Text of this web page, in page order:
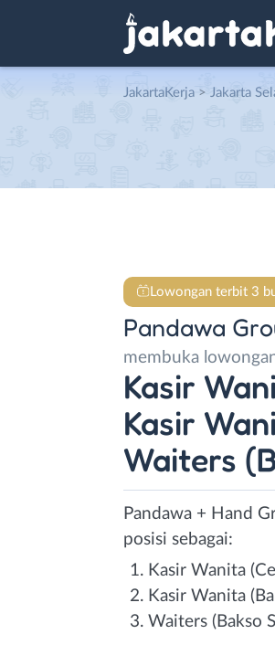
JakartaKerja > Jakarta
Lowongan terbit 3
Pandawa
membuka
Kasir
Kasir
Waiters
Pandawa + Hand
posisi sebagai:
Kasir Wanita
Kasir Wanita
Waiters (Bakso